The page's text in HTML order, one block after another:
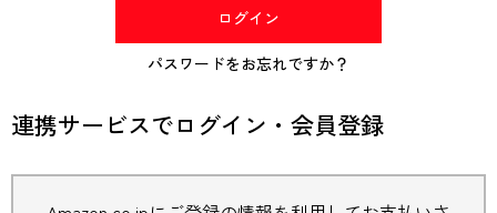
ログイン
パスワードをお忘れですか？
連携サービスでログイン・会員登録